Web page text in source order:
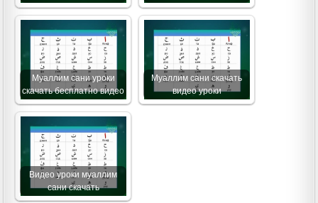
Муаллим сани уроки
скачать бесплатно видео
Муаллим сани скачать
видео уроки
Видео уроки муаллим
сани скачать